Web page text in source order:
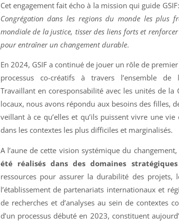
Cet engagement fait écho à la mission qui guide GSIF:
Congrégation dans les regions du monde les plus
mondiale de la justice, tisser des liens forts et
pour entraîner un changement durable.
En 2024, GSIF a continué de jouer un rôle de
processus co-créatifs à travers l’ensemble de
Travaillant en coresponsabilité avec les unités de la
locaux, nous avons répondu aux besoins des filles,
veillant à ce qu’elles et qu’ils puissent vivre une
dans les contextes les plus difficiles et marginalisés.
A l’aune de cette vision systémique du changement,
été réalisés dans des domaines stratégiques
ressources pour assurer la durabilité des projets,
l’établissement de partenariats internationaux et
de recherches et d’analyses au sein de contextes
d’un processus débuté en 2023, constituent